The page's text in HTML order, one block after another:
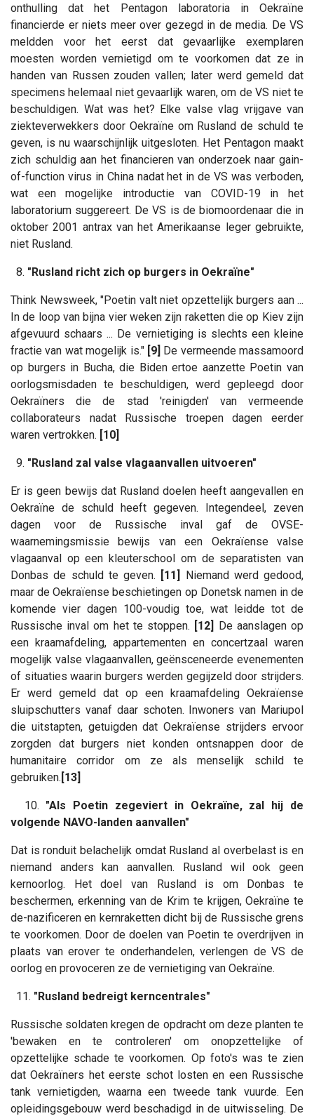
onthulling dat het Pentagon laboratoria in Oekraïne
financierde er niets meer over gezegd in de media. De VS
meldden voor het eerst dat gevaarlijke exemplaren
moesten worden vernietigd om te voorkomen dat ze in
handen van Russen zouden vallen; later werd gemeld dat
specimens helemaal niet gevaarlijk waren, om de VS niet te
beschuldigen. Wat was het? Elke valse vlag vrijgave van
ziekteverwekkers door Oekraïne om Rusland de schuld te
geven, is nu waarschijnlijk uitgesloten. Het Pentagon maakt
zich schuldig aan het financieren van onderzoek naar gain-
of-function virus in China nadat het in de VS was verboden,
wat een mogelijke introductie van COVID-19 in het
laboratorium suggereert. De VS is de biomoordenaar die in
oktober 2001 antrax van het Amerikaanse leger gebruikte,
niet Rusland.
8. "Rusland richt zich op burgers in Oekraïne"
Think Newsweek, "Poetin valt niet opzettelijk burgers aan ...
In de loop van bijna vier weken zijn raketten die op Kiev zijn
afgevuurd schaars ... De vernietiging is slechts een kleine
fractie van wat mogelijk is." [9] De vermeende massamoord
op burgers in Bucha, die Biden ertoe aanzette Poetin van
oorlogsmisdaden te beschuldigen, werd gepleegd door
Oekraïners die de stad 'reinigden' van vermeende
collaborateurs nadat Russische troepen dagen eerder
waren vertrokken. [10]
9. "Rusland zal valse vlagaanvallen uitvoeren"
Er is geen bewijs dat Rusland doelen heeft aangevallen en
Oekraïne de schuld heeft gegeven. Integendeel, zeven
dagen voor de Russische inval gaf de OVSE-
waarnemingsmissie bewijs van een Oekraïense valse
vlagaanval op een kleuterschool om de separatisten van
Donbas de schuld te geven. [11] Niemand werd gedood,
maar de Oekraïense beschietingen op Donetsk namen in de
komende vier dagen 100-voudig toe, wat leidde tot de
Russische inval om het te stoppen. [12] De aanslagen op
een kraamafdeling, appartementen en concertzaal waren
mogelijk valse vlagaanvallen, geënsceneerde evenementen
of situaties waarin burgers werden gegijzeld door strijders.
Er werd gemeld dat op een kraamafdeling Oekraïense
sluipschutters vanaf daar schoten. Inwoners van Mariupol
die uitstapten, getuigden dat Oekraïense strijders ervoor
zorgden dat burgers niet konden ontsnappen door de
humanitaire corridor om ze als menselijk schild te
gebruiken. [13]
10. "Als Poetin zegeviert in Oekraïne, zal hij de
volgende NAVO-landen aanvallen"
Dat is ronduit belachelijk omdat Rusland al overbelast is en
niemand anders kan aanvallen. Rusland wil ook geen
kernoorlog. Het doel van Rusland is om Donbas te
beschermen, erkenning van de Krim te krijgen, Oekraïne te
de-nazificeren en kernraketten dicht bij de Russische grens
te voorkomen. Door de doelen van Poetin te overdrijven in
plaats van erover te onderhandelen, verlengen de VS de
oorlog en provoceren ze de vernietiging van Oekraïne.
11. "Rusland bedreigt kerncentrales"
Russische soldaten kregen de opdracht om deze planten te
'bewaken en te controleren' om onopzettelijke of
opzettelijke schade te voorkomen. Op foto's was te zien
dat Oekraïners het eerste schot losten en een Russische
tank vernietigden, waarna een tweede tank vuurde. Een
opleidingsgebouw werd beschadigd in de uitwisseling. De